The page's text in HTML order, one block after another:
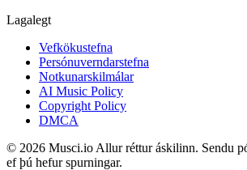
Lagalegt
Vefkökustefna
Persónuverndarstefna
Notkunarskilmálar
AI Music Policy
Copyright Policy
DMCA
© 2026 Musci.io Allur réttur áskilinn. Sendu
ef þú hefur spurningar.